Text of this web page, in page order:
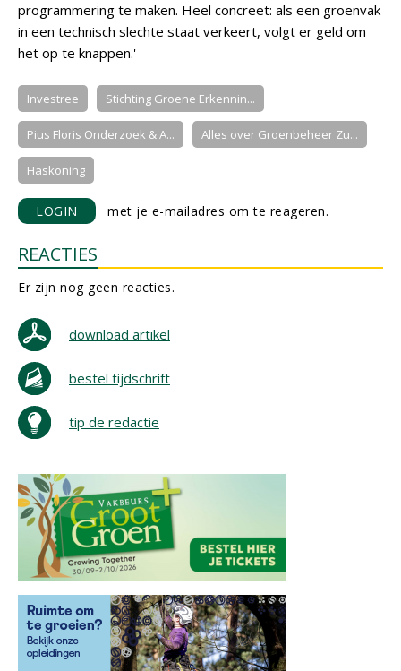
programmering te maken. Heel concreet: als een groenvak
in een technisch slechte staat verkeert, volgt er geld om
het op te knappen.'
Investree Stichting Groene Erkennin...
Pius Floris Onderzoek & A... Alles over Groenbeheer Zu...
Haskoning
LOGIN met je e-mailadres om te reageren.
REACTIES
Er zijn nog geen reacties.
download artikel
bestel tijdschrift
tip de redactie